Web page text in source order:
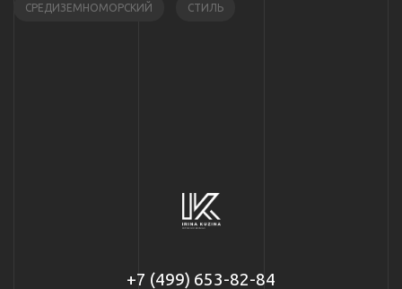
СРЕДИЗЕМНОМОРСКИЙ СТИЛЬ
+7 (499) 653-82-84